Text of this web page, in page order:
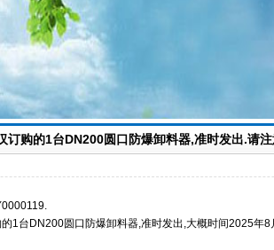
订购的1台DN200圆口防爆卸料器,准时发出.请
1台DN200圆口防爆卸料器,准时发出,大概时间2025年